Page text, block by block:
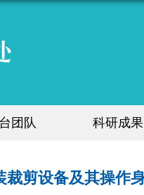
团队 科研成果
裁剪设备及其操作